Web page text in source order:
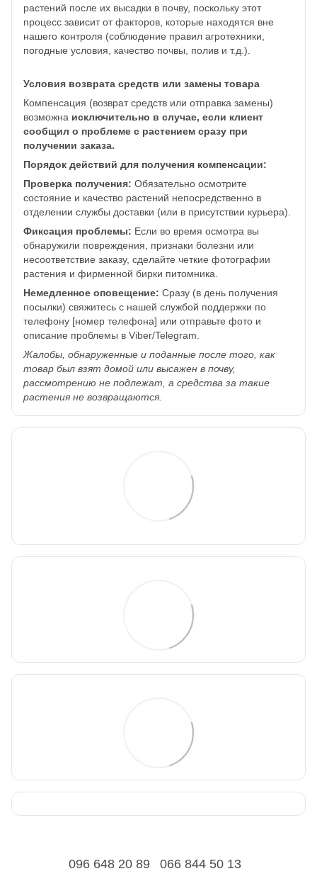
растений после их высадки в почву, поскольку этот
процесс зависит от факторов, которые находятся вне
нашего контроля (соблюдение правил агротехники,
погодные условия, качество почвы, полив и т.д.).
Условия возврата средств или замены товара
Компенсация (возврат средств или отправка замены)
возможна исключительно в случае, если клиент
сообщил о проблеме с растением сразу при
получении заказа.
Порядок действий для получения компенсации:
Проверка получения: Обязательно осмотрите
состояние и качество растений непосредственно в
отделении службы доставки (или в присутствии курьера).
Фиксация проблемы: Если во время осмотра вы
обнаружили повреждения, признаки болезни или
несоответствие заказу, сделайте четкие фотографии
растения и фирменной бирки питомника.
Немедленное оповещение: Сразу (в день получения
посылки) свяжитесь с нашей службой поддержки по
телефону [номер телефона] или отправьте фото и
описание проблемы в Viber/Telegram.
Жалобы, обнаруженные и поданные после того, как
товар был взят домой или высажен в почву,
рассмотрению не подлежат, а средства за такие
растения не возвращаются.
096 648 20 89 066 844 50 13